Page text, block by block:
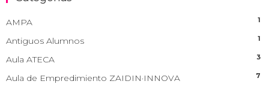
AMPA 1
Antiguos Alumnos 1
Aula ATECA 3
Aula de Empredimiento ZAIDIN·INNOVA 7